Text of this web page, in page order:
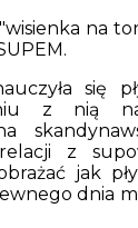
na
się
z nią
z
jak
dnia